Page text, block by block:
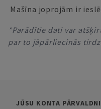
Mašīna joprojām ir
*Parādītie dati var
par to jāpārliecinās
JŪSU KONTA